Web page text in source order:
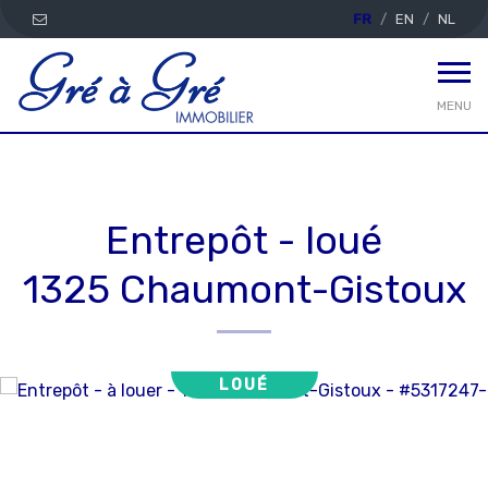
FR EN NL
MENU
Entrepôt - loué
1325 Chaumont-Gistoux
LOUÉ